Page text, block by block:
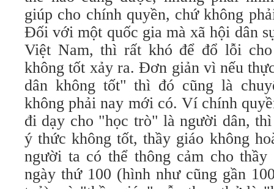
giúp cho chính quyền, chứ không
Đối với một quốc gia mà xã hội dân
Việt Nam, thì rất khó để đổ lỗi
không tốt xảy ra. Đơn giản vì nếu
dân không tốt" thì đó cũng là
không phải nay mới có. Ví chính
đi dạy cho "học trò" là người dân,
ý thức không tốt, thầy giáo không
người ta có thể thông cảm cho thầy
ngày thứ 100 (hình như cũng gần